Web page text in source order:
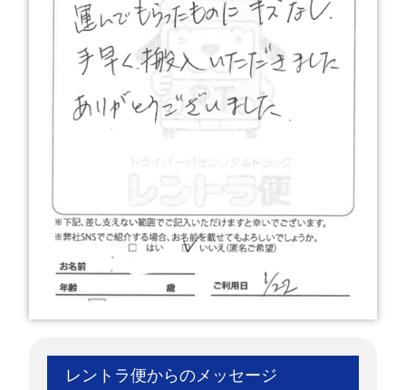
レントラ便からのメッセージ